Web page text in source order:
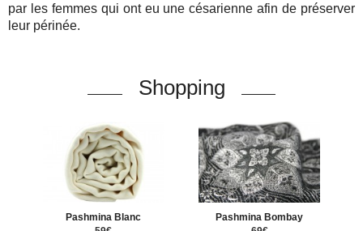
par les femmes qui ont eu une césarienne afin de préserver
leur périnée.
Shopping
Pashmina Blanc
Pashmina Bombay